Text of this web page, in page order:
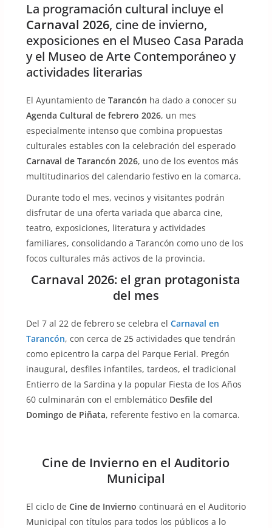
La programación cultural incluye el
Carnaval 2026, cine de invierno,
exposiciones en el Museo Casa Parada
y el Museo de Arte Contemporáneo y
actividades literarias
El Ayuntamiento de Tarancón ha dado a conocer su
Agenda Cultural de febrero 2026, un mes
especialmente intenso que combina propuestas
culturales estables con la celebración del esperado
Carnaval de Tarancón 2026, uno de los eventos más
multitudinarios del calendario festivo en la comarca.
Durante todo el mes, vecinos y visitantes podrán
disfrutar de una oferta variada que abarca cine,
teatro, exposiciones, literatura y actividades
familiares, consolidando a Tarancón como uno de los
focos culturales más activos de la provincia.
Carnaval 2026: el gran protagonista
del mes
Del 7 al 22 de febrero se celebra el Carnaval en
Tarancón, con cerca de 25 actividades que tendrán
como epicentro la carpa del Parque Ferial. Pregón
inaugural, desfiles infantiles, tardeos, el tradicional
Entierro de la Sardina y la popular Fiesta de los Años
60 culminarán con el emblemático Desfile del
Domingo de Piñata, referente festivo en la comarca.
Cine de Invierno en el Auditorio
Municipal
El ciclo de Cine de Invierno continuará en el Auditorio
Municipal con títulos para todos los públicos a lo